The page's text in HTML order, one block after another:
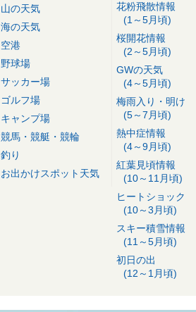
山の天気
海の天気
空港
野球場
サッカー場
ゴルフ場
キャンプ場
競馬・競艇・競輪
釣り
お出かけスポット天気
花粉飛散情報
(1～5月頃)
桜開花情報
(2～5月頃)
GWの天気
(4～5月頃)
梅雨入り・明け
(5～7月頃)
熱中症情報
(4～9月頃)
紅葉見頃情報
(10～11月頃)
ヒートショック
(10～3月頃)
スキー積雪情報
(11～5月頃)
初日の出
(12～1月頃)